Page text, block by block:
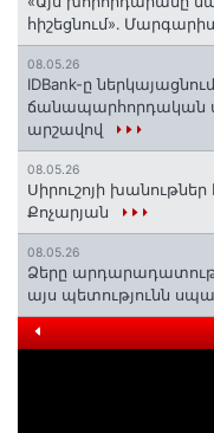
հիշեցնում»․
08.05.26
IDBank-ը
ճանապարհորդական
արշավով
08.05.26
Սիրուշոյի
Քոչարյան
08.05.26
Ձերը
այս պետությունն